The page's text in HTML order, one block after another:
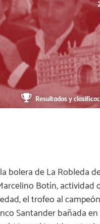
Resultados y
bolera de La Robleda
Botín, actividad
el trofeo al
Santander bañada